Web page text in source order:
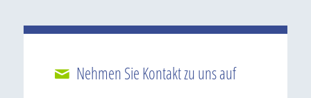
Nehmen Sie Kontakt zu uns auf